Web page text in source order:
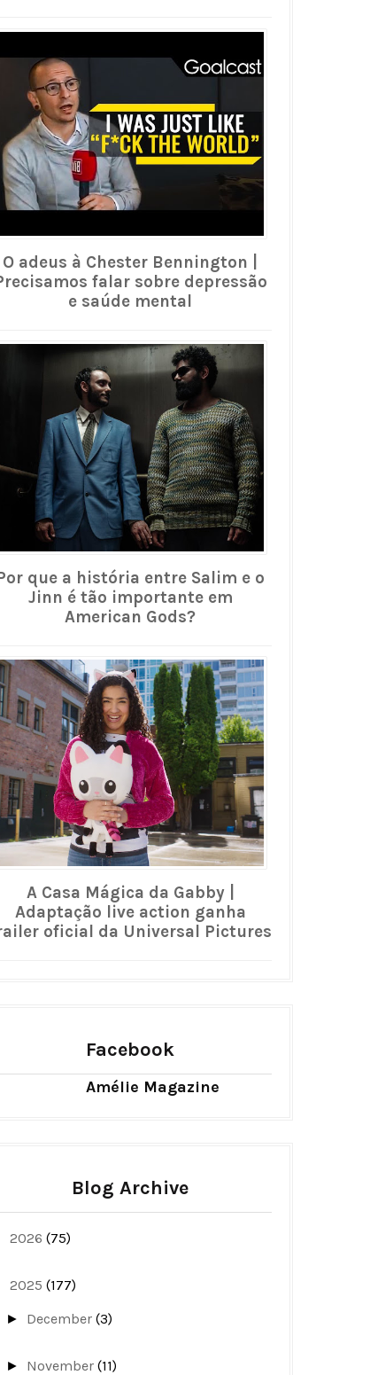
O adeus à Chester Bennington |
falar sobre depressão
e saúde mental
que a história entre Salim e o
Jinn é tão importante em
American Gods?
A Casa Mágica da Gabby |
Adaptação live action ganha
oficial da Universal Pictures
Facebook
Amélie Magazine
Blog Archive
2026 (75)
2025 (177)
► December(3)
► November(11)